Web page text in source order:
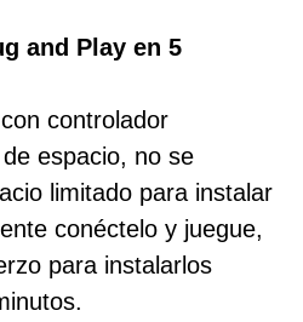
and Play en 5
controlador
espacio, no se
limitado para instalar
conéctelo y juegue,
para instalarlos